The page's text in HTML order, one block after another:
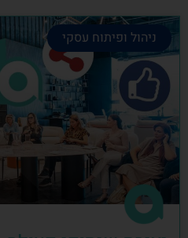
ניהול ופיתוח עסקי